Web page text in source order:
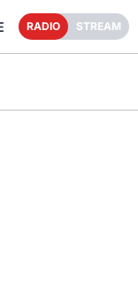
RADIO STREAM